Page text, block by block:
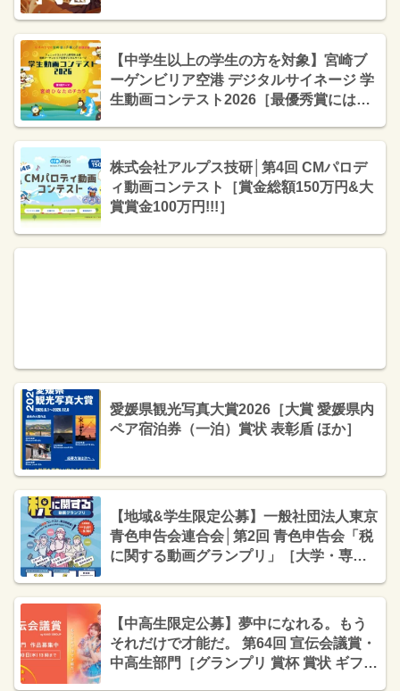
【中学生以上の学生の方を対象】宮崎ブ
ーゲンビリア空港 デジタルサイネージ 学
生動画コンテスト2026［最優秀賞にはギ
株式会社アルプス技研│第4回 CMパロデ
ィ動画コンテスト［賞金総額150万円&大
賞賞金100万円!!!］
愛媛県観光写真大賞2026［大賞 愛媛県内
ペア宿泊券（一泊）賞状 表彰盾 ほか］
【地域&学生限定公募】一般社団法人東京
青色申告会連合会│第2回 青色申告会「税
に関する動画グランプリ」［大学・専門
タルトロフィー 表彰状］
【中高生限定公募】夢中になれる。もう
それだけで才能だ。 第64回 宣伝会議賞・
中高生部門［グランプリ 賞杯 賞状 ギフト